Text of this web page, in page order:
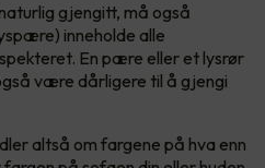
gjengitt, må også
inneholde alle
En pære eller et lysrør
være dårligere til å gjengi
altså om fargene på hva enn